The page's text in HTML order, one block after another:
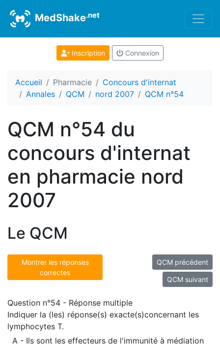
MedShake.net
Inscription Connexion
Accueil Pharmacie
Concours d'internat
Annales
QCM nord 2007 QCM n°54
QCM n°54 du
concours d'internat
en pharmacie nord
2007
Le QCM
Montrer les réponses
correctes
QCM précédent
QCM suivant
Question n°54 - Réponse multiple
Indiquer la (les) réponse(s) exacte(s)concernant les
lymphocytes T.
A - Ils sont les effecteurs de l'immunité à médiation